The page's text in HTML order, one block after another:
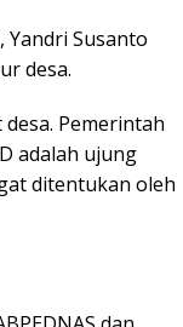
Susanto
desa.
Pemerintah
adalah ujung
ditentukan oleh